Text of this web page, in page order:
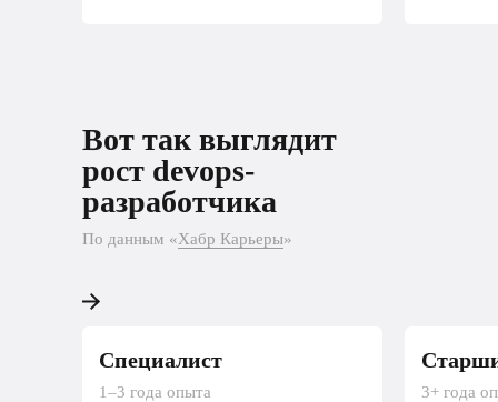
Вот так выглядит
рост devops-
разработчика
По данным «Хабр Карьеры»
разработчика
По данным «Хабр Карьеры»
Специалист
1–3 года опыта 3+ года